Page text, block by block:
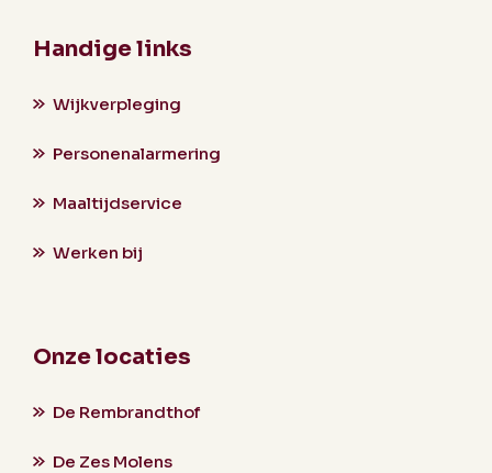
Handige links
Wijkverpleging
Personenalarmering
Maaltijdservice
Werken bij
Onze locaties
De Rembrandthof
De Zes Molens